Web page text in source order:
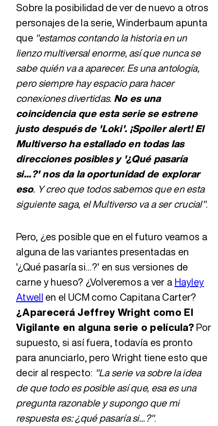
Sobre la posibilidad de ver de nuevo a otros
personajes de la serie, Winderbaum apunta
que "estamos contando la historia en un
lienzo multiversal enorme, así que nunca se
sabe quién va a aparecer. Es una antología,
pero siempre hay espacio para hacer
conexiones divertidas. No es una
coincidencia que esta serie se estrene
justo después de 'Loki'. ¡Spoiler alert! El
Multiverso ha estallado en todas las
direcciones posibles y '¿Qué pasaría
si...?' nos da la oportunidad de explorar
eso. Y creo que todos sabemos que en esta
siguiente saga, el Multiverso va a ser crucial".
Pero, ¿es posible que en el futuro veamos a
alguna de las variantes presentadas en
'¿Qué pasaría si...?' en sus versiones de
carne y hueso? ¿Volveremos a ver a Hayley
Atwell en el UCM como Capitana Carter?
¿Aparecerá Jeffrey Wright como El
Vigilante en alguna serie o película?Por
supuesto, si así fuera, todavía es pronto
para anunciarlo, pero Wright tiene esto que
decir al respecto: "La serie va sobre la idea
de que todo es posible así que, esa es una
pregunta razonable y supongo que mi
respuesta es: ¿qué pasaría si...?".